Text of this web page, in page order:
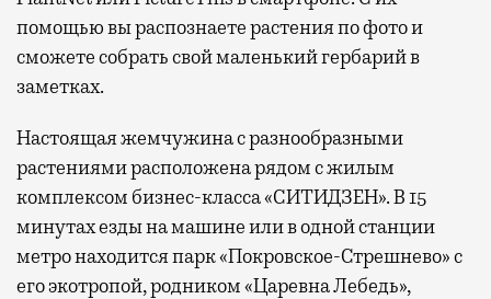
помощью вы распознаете растения по фото и
сможете собрать свой маленький гербарий в
заметках.
Настоящая жемчужина с разнообразными
растениями расположена рядом с жилым
комплексом бизнес-класса «СИТИДЗЕН». В 15
минутах езды на машине или в одной станции
метро находится парк «Покровское-Стрешнево» с
его экотропой, родником «Царевна Лебедь»,